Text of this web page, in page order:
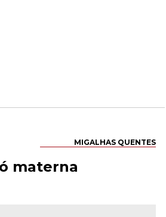
MIGALHAS QUENTES
materna